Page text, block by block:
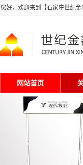
您好，欢迎来到【石家庄世纪
网站首页